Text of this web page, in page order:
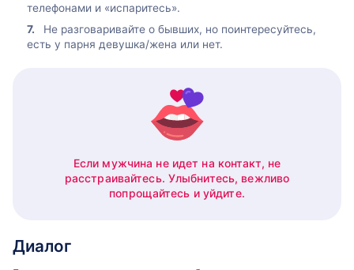
телефонами и «испаритесь».
Не разговаривайте о бывших, но поинтересуйтесь,
есть у парня девушка/жена или нет.
Если мужчина не идет на контакт, не
расстраивайтесь. Улыбнитесь, вежливо
попрощайтесь и уйдите.
Диалог